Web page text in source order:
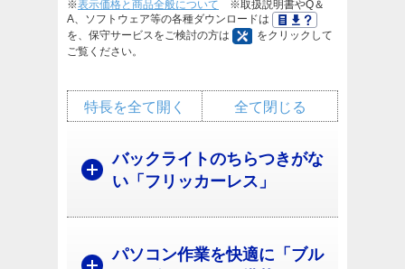
※表示価格と商品全般について ※取扱説明書やQ＆
A、ソフトウェア等の各種ダウンロードは
を、保守サービスをご検討の方は
をクリックして
ご覧ください。
全て閉じる
特長を全て開く
バックライトのちらつきがな
い「フリッカーレス」
パソコン作業を快適に「ブル